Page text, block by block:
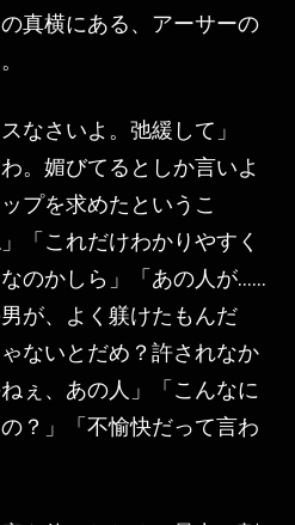
真横にある、アーサーの
なさいよ。弛緩して」
。媚びてるとしか言いよ
プを求めたというこ
「これだけわかりやすく
のかしら」「あの人が……
が、よく躾けたもんだ
ないとだめ？許されなか
ぇ、あの人」「こんなに
？」「不愉快だって言わ